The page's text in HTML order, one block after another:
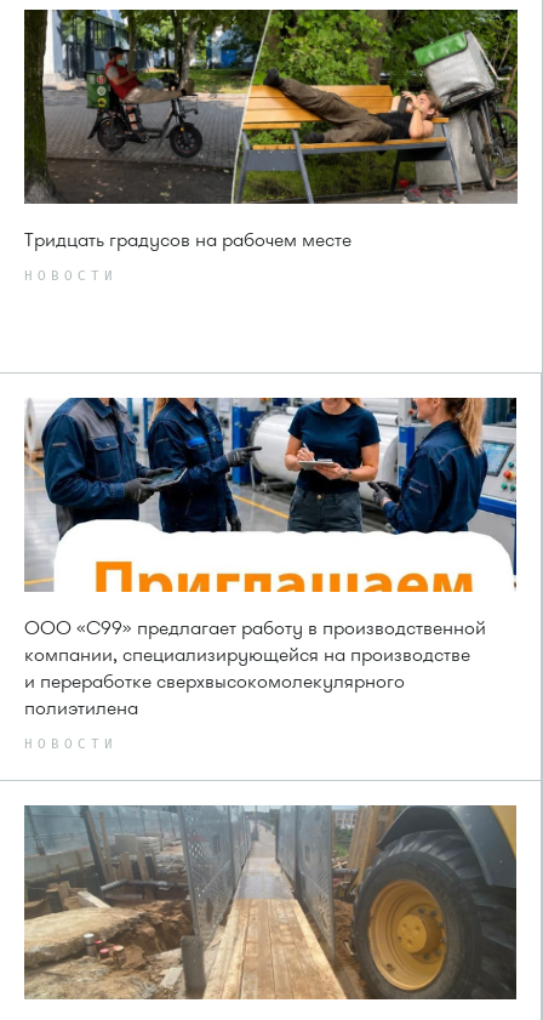
Тридцать градусов на рабочем месте
НОВОСТИ
ООО «С99» предлагает работу в производственной
компании, специализирующейся на производстве
и переработке сверхвысокомолекулярного
полиэтилена
НОВОСТИ